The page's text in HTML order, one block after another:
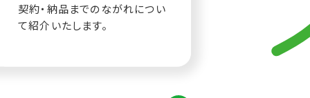
契約・納品までのながれについ
て紹介いたします。